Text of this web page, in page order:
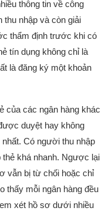
thông tin về công
nhập và còn giải
thẩm định trước khi có
tín dụng không chỉ là
là đăng ký một khoản
của các ngân hàng khác
duyệt hay không
Có người thu nhập
khá nhanh. Ngược lại
vẫn bị từ chối hoặc chỉ
thấy mỗi ngân hàng đều
xét hồ sơ dưới nhiều